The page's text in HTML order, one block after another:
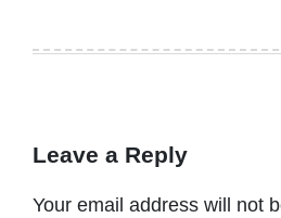
Leave a Reply
Your email address will not